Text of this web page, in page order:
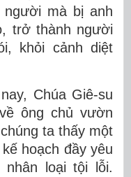
người mà bị anh
trở thành người
khỏi cảnh diệt
Chúa Giê-su
ông chủ vườn
ta thấy một
hoạch đầy yêu
loại tội lỗi.